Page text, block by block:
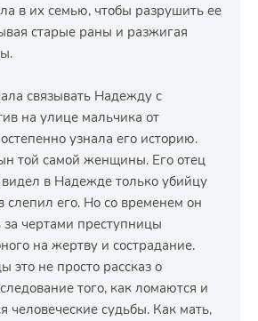
в их семью, чтобы разрушить ее
старые раны и разжигая
связывать Надежду с
на улице мальчика от
узнала его историю.
той самой женщины. Его отец
в Надежде только убийцу
слепил его. Но со временем он
за чертами преступницы
на жертву и сострадание.
это не просто рассказ о
того, как ломаются и
человеческие судьбы. Как мать,